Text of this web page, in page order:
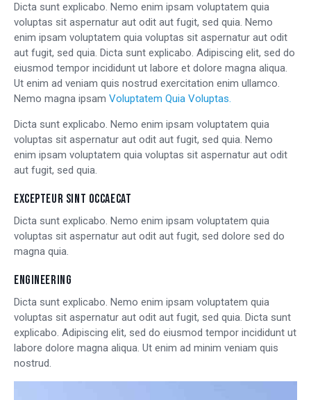
Dicta sunt explicabo. Nemo enim ipsam voluptatem quia
voluptas sit aspernatur aut odit aut fugit, sed quia. Nemo
enim ipsam voluptatem quia voluptas sit aspernatur aut odit
aut fugit, sed quia. Dicta sunt explicabo. Adipiscing elit, sed do
eiusmod tempor incididunt ut labore et dolore magna aliqua.
Ut enim ad veniam quis nostrud exercitation enim ullamco.
Nemo magna ipsam Voluptatem Quia Voluptas.
Dicta sunt explicabo. Nemo enim ipsam voluptatem quia
voluptas sit aspernatur aut odit aut fugit, sed quia. Nemo
enim ipsam voluptatem quia voluptas sit aspernatur aut odit
aut fugit, sed quia.
EXCEPTEUR SINT OCCAECAT
Dicta sunt explicabo. Nemo enim ipsam voluptatem quia
voluptas sit aspernatur aut odit aut fugit, sed dolore sed do
magna quia.
ENGINEERING
Dicta sunt explicabo. Nemo enim ipsam voluptatem quia
voluptas sit aspernatur aut odit aut fugit, sed quia. Dicta sunt
explicabo. Adipiscing elit, sed do eiusmod tempor incididunt ut
labore dolore magna aliqua. Ut enim ad minim veniam quis
nostrud.